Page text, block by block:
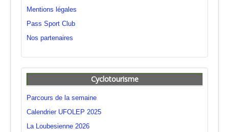
Mentions légales
Pass Sport Club
Nos partenaires
Cyclotourisme
Parcours de la semaine
Calendrier UFOLEP 2025
La Loubesienne 2026